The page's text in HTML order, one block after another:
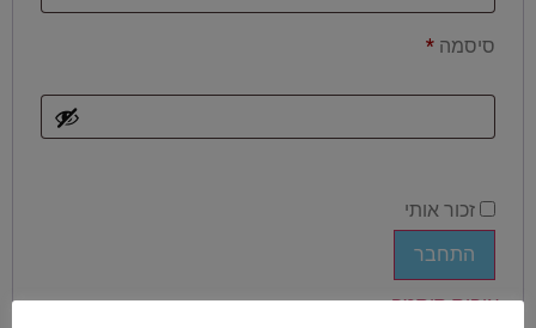
סיסמה *
זכור אותי
התחבר
איפוס סיסמה